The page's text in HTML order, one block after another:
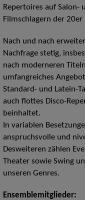
Repertoires auf Salon-
Filmschlagern der 20er
Nach und nach
Nachfrage stetig,
nach moderneren
umfangreiches
Standard- und Latein-
auch flottes Disco-
beinhaltet.
In variablen
anspruchsvolle und
Desweiteren zählen
Theater sowie Swing
unseren Genres.
Ensemblemitglieder: